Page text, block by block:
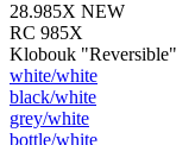
28.985X NEW
RC 985X
Klobouk "Reversible"
white/​white
black/​white
grey/​white
bottle/​white